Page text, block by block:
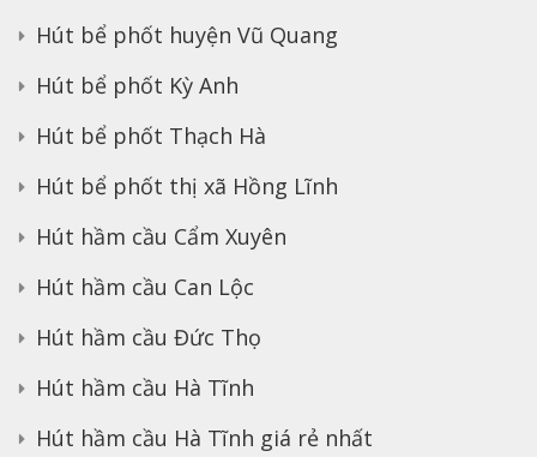
Hút bể phốt huyện Vũ Quang
Hút bể phốt Kỳ Anh
Hút bể phốt Thạch Hà
Hút bể phốt thị xã Hồng Lĩnh
Hút hầm cầu Cẩm Xuyên
Hút hầm cầu Can Lộc
Hút hầm cầu Đức Thọ
Hút hầm cầu Hà Tĩnh
Hút hầm cầu Hà Tĩnh giá rẻ nhất